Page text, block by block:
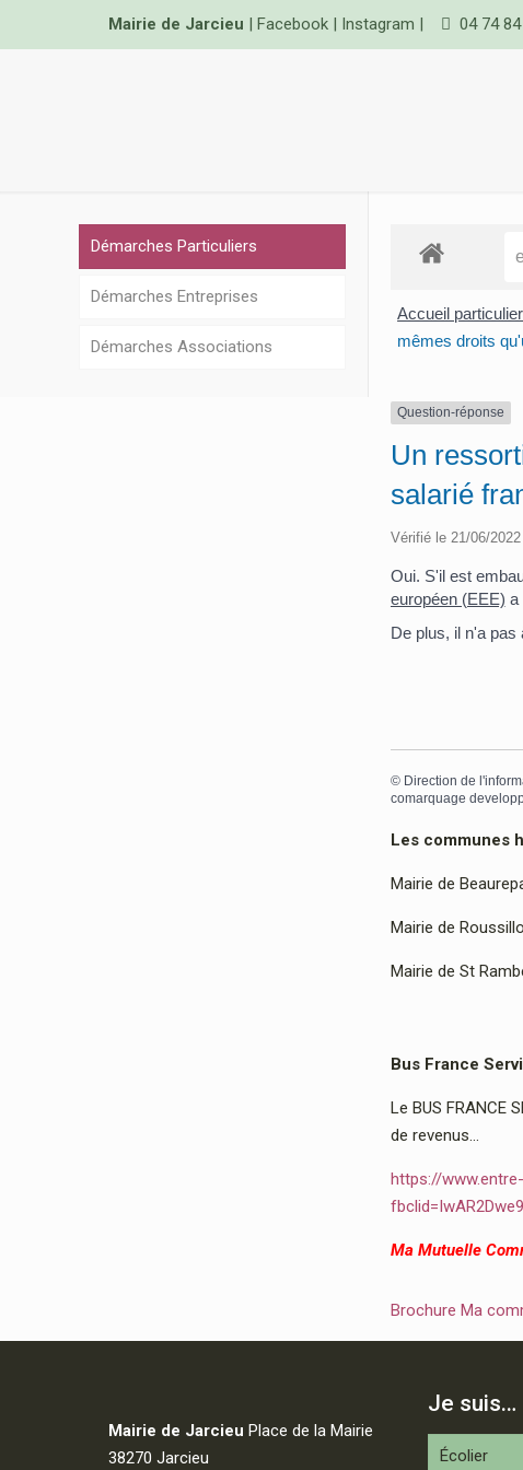
Mairie de Jarcieu | Facebook| Instagram | 04 74
Accueil
mêmes droits
Question-réponse
Un
salarié
Vérifié le 21/06/
Oui. S'il est
européen (EEE) a
De plus, il n'a pas
© Direction de
comarquage
Les communes
Mairie de
Mairie de
Mairie de St
Bus France
Le BUS FRANCE
de revenus…
https://
Ma Mutuelle
Brochure Ma
Démarches Particuliers
Démarches Entreprises
Démarches Associations
Mairie de Jarcieu Place de la Mairie
38270 Jarcieu
Je suis…
Écolier